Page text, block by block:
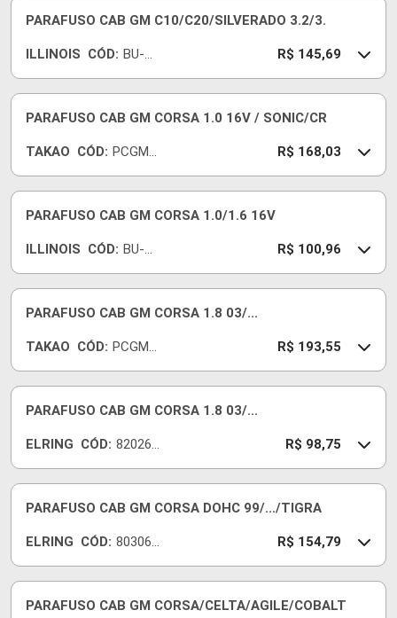
PARAFUSO CAB GM C10/C20/SILVERADO 3.2/3.
ILLINOIS CÓD: BU-
R$ 145,69
PARAFUSO CAB GM CORSA 1.0 16V / SONIC/CR
TAKAO CÓD: PCGM1
R$ 168,03
PARAFUSO CAB GM CORSA 1.0/1.6 16V
ILLINOIS CÓD: BU-
R$ 100,96
PARAFUSO CAB GM CORSA 1.8 03/...
TAKAO CÓD: PCGM1
R$ 193,55
PARAFUSO CAB GM CORSA 1.8 03/...
ELRING CÓD: 820262
R$ 98,75
PARAFUSO CAB GM CORSA DOHC 99/.../TIGRA
ELRING CÓD: 803060
R$ 154,79
PARAFUSO CAB GM CORSA/CELTA/AGILE/COBALT